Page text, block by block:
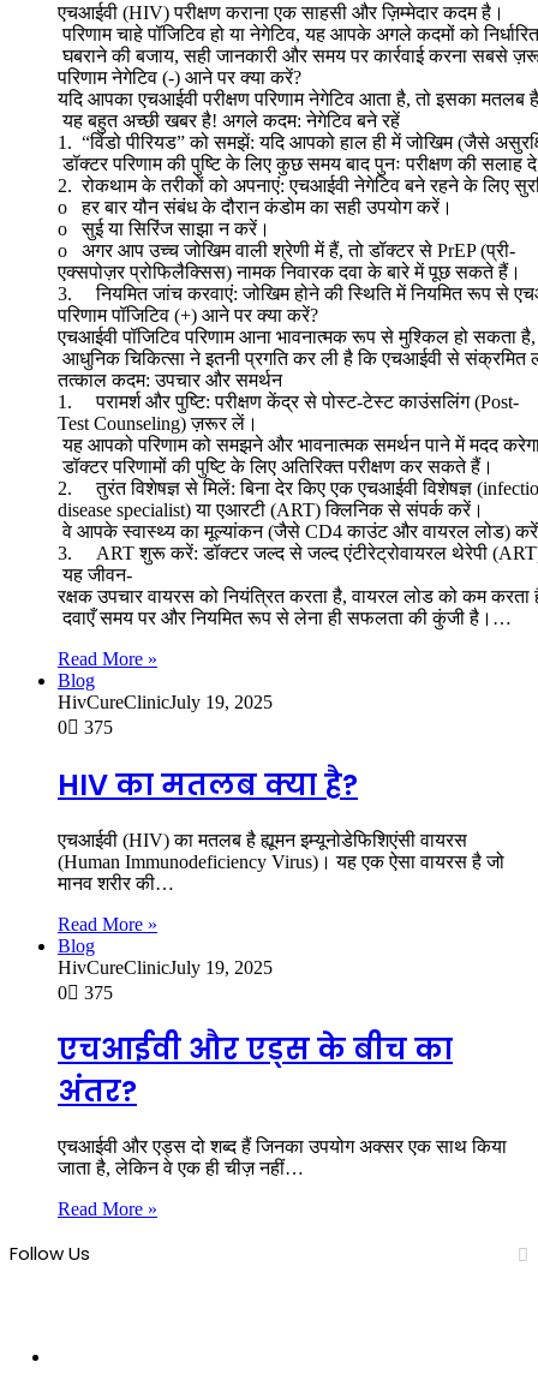
एचआईवी (HIV) परीक्षण कराना एक साहसी और ज़िम्मेदार कदम है।
परिणाम चाहे पॉजिटिव हो या नेगेटिव, यह आपके अगले कदमों को
घबराने की बजाय, सही जानकारी और समय पर कार्रवाई करना सबसे
परिणाम नेगेटिव (-) आने पर क्या करें?
यदि आपका एचआईवी परीक्षण परिणाम नेगेटिव आता है, तो इसका
यह बहुत अच्छी खबर है! अगले कदम: नेगेटिव बने रहें
1. “विंडो पीरियड” को समझें: यदि आपको हाल ही में जोखिम (जैसे
डॉक्टर परिणाम की पुष्टि के लिए कुछ समय बाद पुनः परीक्षण की
2. रोकथाम के तरीकों को अपनाएं: एचआईवी नेगेटिव बने रहने के लिए
o हर बार यौन संबंध के दौरान कंडोम का सही उपयोग करें।
o सुई या सिरिंज साझा न करें।
o अगर आप उच्च जोखिम वाली श्रेणी में हैं, तो डॉक्टर से PrEP (प्री-
एक्सपोज़र प्रोफिलैक्सिस) नामक निवारक दवा के बारे में पूछ सकते हैं।
3. नियमित जांच करवाएं: जोखिम होने की स्थिति में नियमित रूप से
परिणाम पॉजिटिव (+) आने पर क्या करें? ️
एचआईवी पॉजिटिव परिणाम आना भावनात्मक रूप से मुश्किल हो सकता
आधुनिक चिकित्सा ने इतनी प्रगति कर ली है कि एचआईवी से
तत्काल कदम: उपचार और समर्थन
1. परामर्श और पुष्टि: परीक्षण केंद्र से पोस्ट-टेस्ट काउंसलिंग (Post-
Test Counseling) ज़रूर लें।
यह आपको परिणाम को समझने और भावनात्मक समर्थन पाने में मदद
डॉक्टर परिणामों की पुष्टि के लिए अतिरिक्त परीक्षण कर सकते हैं।
2. तुरंत विशेषज्ञ से मिलें: बिना देर किए एक एचआईवी विशेषज्ञ
disease specialist) या एआरटी (ART) क्लिनिक से संपर्क करें।
वे आपके स्वास्थ्य का मूल्यांकन (जैसे CD4 काउंट और वायरल लोड)
3. ART शुरू करें: डॉक्टर जल्द से जल्द एंटीरेट्रोवायरल थेरेपी
यह जीवन-
रक्षक उपचार वायरस को नियंत्रित करता है, वायरल लोड को कम
दवाएँ समय पर और नियमित रूप से लेना ही सफलता की कुंजी है।…
Read More »
Blog
HivCureClinicJuly 19, 2025
0
375
HIV का मतलब क्या है?
एचआईवी (HIV) का मतलब है ह्यूमन इम्यूनोडेफिशिएंसी वायरस
(Human Immunodeficiency Virus)। यह एक ऐसा वायरस है जो
मानव शरीर की…
Read More »
Blog
HivCureClinicJuly 19, 2025
0
375
एचआईवी और एड्स के बीच का
अंतर?
एचआईवी और एड्स दो शब्द हैं जिनका उपयोग अक्सर एक साथ किया
जाता है, लेकिन वे एक ही चीज़ नहीं…
Read More »
Follow Us